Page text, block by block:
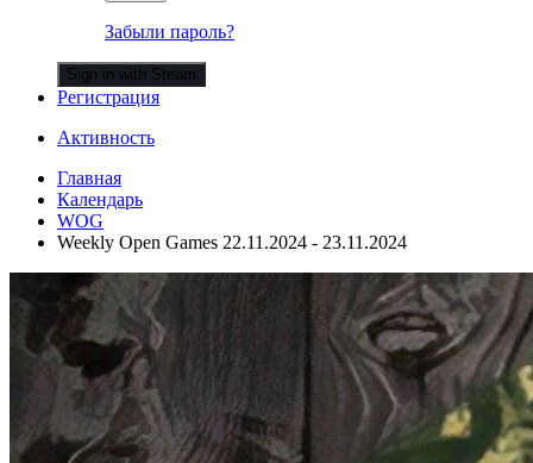
Забыли пароль?
Sign in with Steam
Регистрация
Активность
Главная
Календарь
WOG
Weekly Open Games 22.11.2024 - 23.11.2024